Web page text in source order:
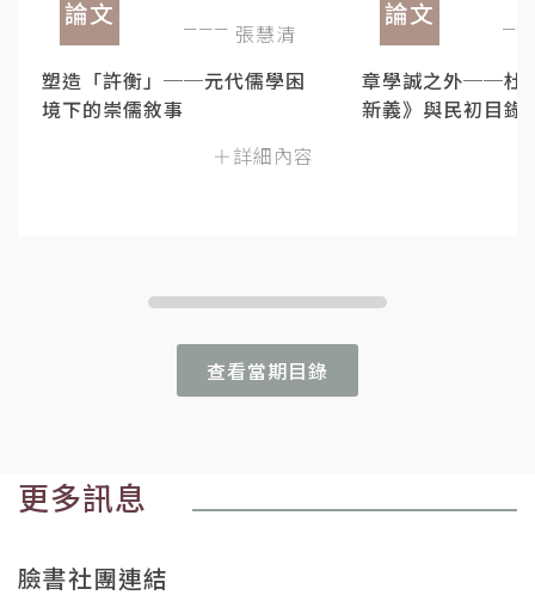
論文
張慧清
塑造「許衡」──元代儒學困
境下的崇儒敘事
＋詳細內容
論文
章學誠之外──杜
新義》與民初目錄
查看當期目錄
更多訊息
臉書社團連結